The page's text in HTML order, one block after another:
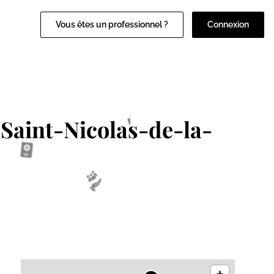
Vous êtes un professionnel ? Connexion
Nicolas-de-la-